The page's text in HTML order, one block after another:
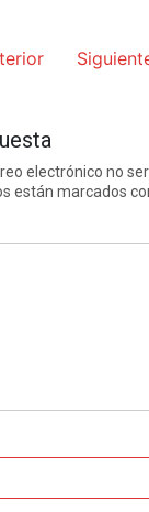
electrónico no
están marcados